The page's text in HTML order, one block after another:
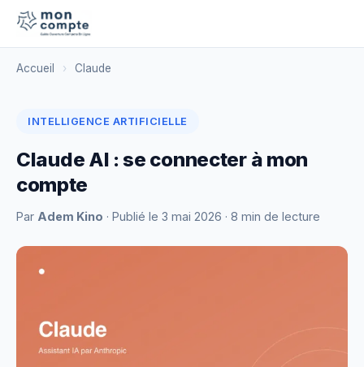
Accueil › Claude
INTELLIGENCE ARTIFICIELLE
Claude AI : se connecter à mon
compte
Par Adem Kino · Publié le 3 mai 2026 · 8 min de lecture